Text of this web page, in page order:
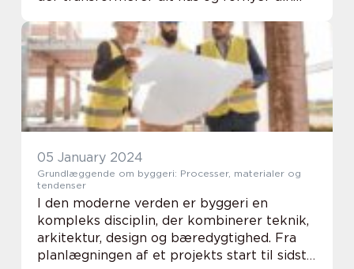
en ...
05 January 2024
Grundlæggende om byggeri: Processer, materialer og
tendenser
I den moderne verden er byggeri en
kompleks disciplin, der kombinerer teknik,
arkitektur, design og bæredygtighed. Fra
planlægningen af et projekts start til sidste